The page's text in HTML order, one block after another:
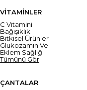
VİTAMİNLER
C Vitamini
Bağışıklık
Bitkisel Ürünler
Glukozamin Ve
Eklem Sağlığı
Tümünü Gör
ÇANTALAR